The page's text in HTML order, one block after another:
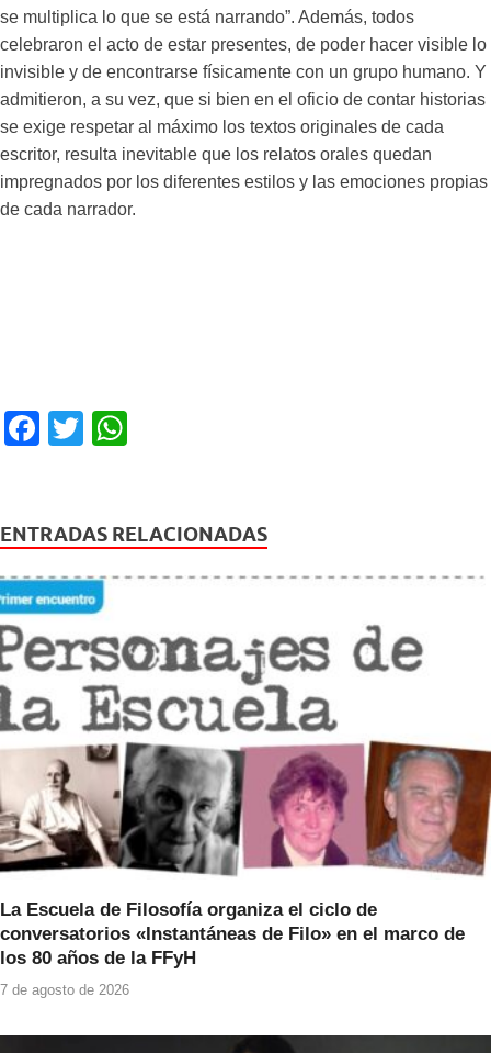
se multiplica lo que se está narrando”. Además, todos
celebraron el acto de estar presentes, de poder hacer visible lo
invisible y de encontrarse físicamente con un grupo humano. Y
admitieron, a su vez, que si bien en el oficio de contar historias
se exige respetar al máximo los textos originales de cada
escritor, resulta inevitable que los relatos orales quedan
impregnados por los diferentes estilos y las emociones propias
de cada narrador.
F
e
b
o
o
k
T
er s
A
p
ENTRADAS RELACIONADAS
La Escuela de Filosofía organiza el ciclo de
conversatorios «Instantáneas de Filo» en el marco de
los 80 años de la FFyH
7 de agosto de 2026